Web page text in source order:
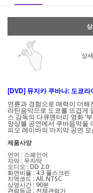
상
[DVD] 뮤지카 쿠바나: 도쿄
연륜과 경험으로 매력이 더
라틴음악으로 도쿄를 뜨겁게
스 감독의 다큐멘터리 영화 ‘
앙상블 공연에서 쿠바음악을
피오 레이바의 마지막 공연
제품사양
언어 : 스페인어
자막 : 무자막
오디오 : DD 2.0
화면비율 : 4:3 풀스크린
지역코드 : All. NTSC
상영시간 : 90분
관람등급 : 전체관람가